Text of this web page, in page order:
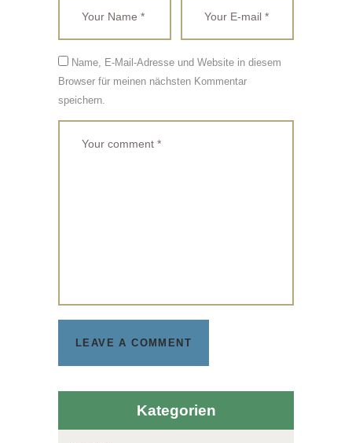
Name, E-Mail-Adresse und Website in diesem
Browser für meinen nächsten Kommentar
speichern.
Kategorien